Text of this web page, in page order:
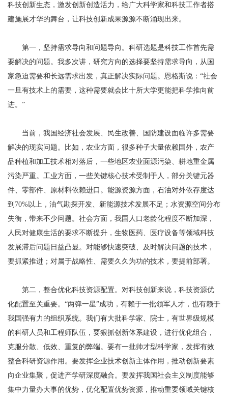
科技创新生态，激发创新创造活力，给广大科学家和科技工作者搭
建施展才华的舞台，让科技创新成果源源不断涌现出来。
第一，坚持需求导向和问题导向。科研选题是科技工作首先需
要解决的问题。我多次讲，研究方向的选择要坚持需求导向，从国
家急迫需要和长远需求出发，真正解决实际问题。恩格斯说：“社会
一旦有技术上的需要，这种需要就会比十所大学更能把科学推向前
进。”
当前，我国经济社会发展、民生改善、国防建设面临许多需要
解决的现实问题。比如，农业方面，很多种子大量依赖国外，农产
品种植和加工技术相对落后，一些地区农业面源污染、耕地重金属
污染严重。工业方面，一些关键核心技术受制于人，部分关键元器
件、零部件、原材料依赖进口。能源资源方面，石油对外依存度达
到70%以上，油气勘探开发、新能源技术发展不足；水资源空间分布
失衡，带来不少问题。社会方面，我国人口老龄化程度不断加深，
人民对健康生活的要求不断提升，生物医药、医疗设备等领域科技
发展滞后问题日益凸显。对能够快速突破、及时解决问题的技术，
要抓紧推进；对属于战略性、需要久久为功的技术，要提前部署。
第二，整合优化科技资源配置。对科技创新来说，科技资源优
化配置至关重要。“两弹一星”成功，有赖于一批领军人才，也有赖于
我国强有力的组织系统。我们有大批科学家、院士，有世界级规模
的科研人员和工程师队伍，要狠抓创新体系建设，进行优化组合，
克服分散、低效、重复的弊端。要有一批帅才型科学家，发挥有效
整合科研资源作用。要发挥企业技术创新主体作用，推动创新要素
向企业集聚，促进产学研深度融合。要发挥我国社会主义制度能够
集中力量办大事的优势，优化配置优势资源，推动重要领域关键核